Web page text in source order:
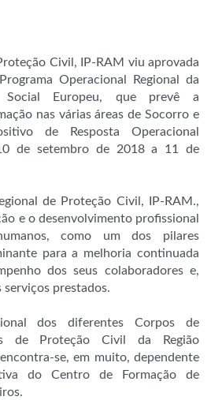
Civil, IP-RAM viu aprovada
Operacional Regional da
Europeu, que prevê a
nas várias áreas de Socorro e
de Resposta Operacional
de setembro de 2018 a 11 de
de Proteção Civil, IP-RAM.,
e o desenvolvimento profissional
como um dos pilares
para a melhoria continuada
dos seus colaboradores e,
prestados.
dos diferentes Corpos de
de Proteção Civil da Região
se, em muito, dependente
do Centro de Formação de